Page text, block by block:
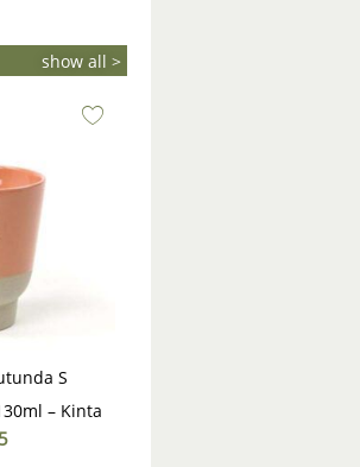
show all >
S
– Kinta